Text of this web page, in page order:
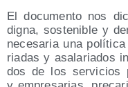
El docu­men­to nos
dig­na, sos­te­ni­ble y
nece­sa­ria una
ria­das y asa­la­ria­dos
dos de los ser­vi­cios